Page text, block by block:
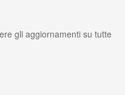
gli aggiornamenti su tutte